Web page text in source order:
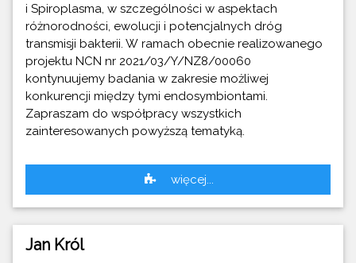
i Spiroplasma, w szczególności w aspektach
różnorodności, ewolucji i potencjalnych dróg
transmisji bakterii. W ramach obecnie realizowanego
projektu NCN nr 2021/03/Y/NZ8/00060
kontynuujemy badania w zakresie możliwej
konkurencji między tymi endosymbiontami.
Zapraszam do współpracy wszystkich
zainteresowanych powyższą tematyką.
więcej...
Jan Król